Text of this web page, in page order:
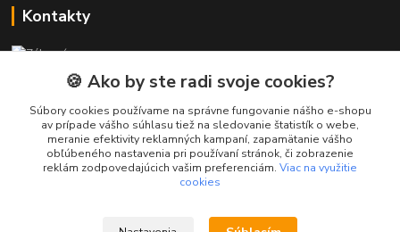
Kontakty
+421 911 010 560
Po-Pia, 13-17 hod.
info@presmartfon.sk
🍪 Ako by ste radi svoje cookies?
Súbory cookies používame na správne fungovanie nášho e-shopu
av prípade vášho súhlasu tiež na sledovanie štatistík o webe,
meranie efektivity reklamných kampaní, zapamätanie vášho
obľúbeného nastavenia pri používaní stránok, či zobrazenie
reklám zodpovedajúcich vašim preferenciám. Viac na využitie
cookies